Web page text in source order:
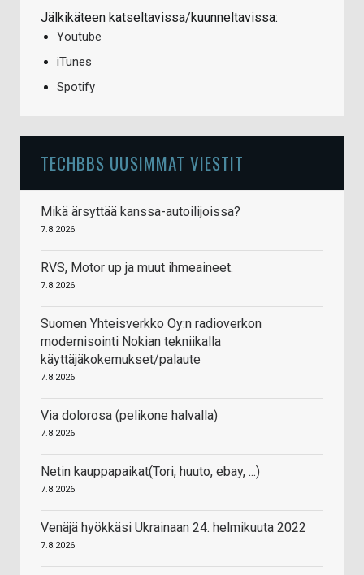
Jälkikäteen katseltavissa/kuunneltavissa:
Youtube
iTunes
Spotify
TECHBBS UUSIMMAT VIESTIT
Mikä ärsyttää kanssa-autoilijoissa?
7.8.2026
RVS, Motor up ja muut ihmeaineet.
7.8.2026
Suomen Yhteisverkko Oy:n radioverkon
modernisointi Nokian tekniikalla
käyttäjäkokemukset/palaute
7.8.2026
Via dolorosa (pelikone halvalla)
7.8.2026
Netin kauppapaikat(Tori, huuto, ebay, ...)
7.8.2026
Venäjä hyökkäsi Ukrainaan 24. helmikuuta 2022
7.8.2026